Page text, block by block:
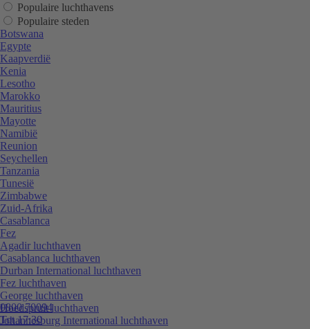
0800 70094
Tot 17:30
Populaire luchthavens
Populaire steden
Botswana
Egypte
Kaapverdië
Kenia
Lesotho
Marokko
Mauritius
Mayotte
Namibië
Reunion
Seychellen
Tanzania
Tunesië
Zimbabwe
Zuid-Afrika
Casablanca
Fez
Agadir luchthaven
Casablanca luchthaven
Durban International luchthaven
Fez luchthaven
George luchthaven
Hoedspruit luchthaven
Johannesburg International luchthaven